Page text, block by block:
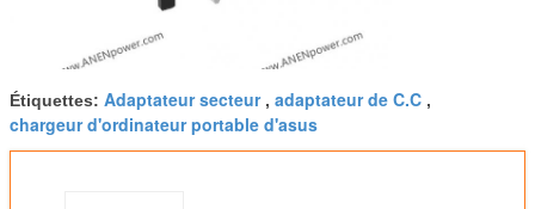
Étiquettes: Adaptateur secteur, adaptateur de C.C ,
chargeur d'ordinateur portable d'asus